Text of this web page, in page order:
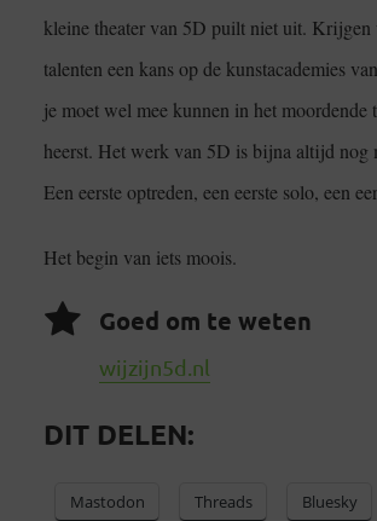
kleine theater van 5D puilt niet uit. Krijgen
talenten een kans op de kunstacademies
je moet wel mee kunnen in het moordende
heerst. Het werk van 5D is bijna altijd nog
Een eerste optreden, een eerste solo, een
Het begin van iets moois.
Goed om te weten
wijzijn5d.nl
DIT DELEN:
Mastodon Threads Bluesky